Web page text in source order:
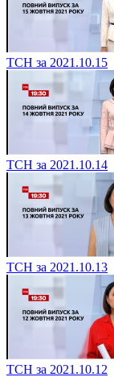
ТСН за 2021.10.15
ТСН за 2021.10.14
ТСН за 2021.10.13
ТСН за 2021.10.12